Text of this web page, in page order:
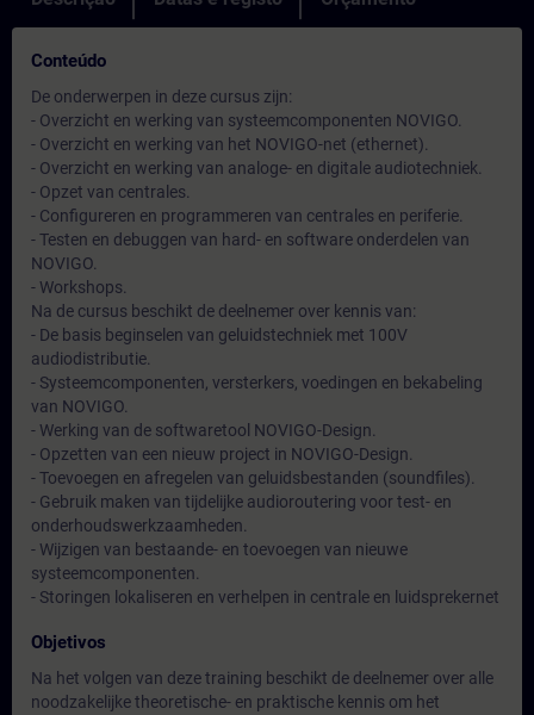
Conteúdo
De onderwerpen in deze cursus zijn:
- Overzicht en werking van systeemcomponenten NOVIGO.
- Overzicht en werking van het NOVIGO-net (ethernet).
- Overzicht en werking van analoge- en digitale audiotechniek.
- Opzet van centrales.
- Configureren en programmeren van centrales en periferie.
- Testen en debuggen van hard- en software onderdelen van
NOVIGO.
- Workshops.
Na de cursus beschikt de deelnemer over kennis van:
- De basis beginselen van geluidstechniek met 100V
audiodistributie.
- Systeemcomponenten, versterkers, voedingen en bekabeling
van NOVIGO.
- Werking van de softwaretool NOVIGO-Design.
- Opzetten van een nieuw project in NOVIGO-Design.
- Toevoegen en afregelen van geluidsbestanden (soundfiles).
- Gebruik maken van tijdelijke audioroutering voor test- en
onderhoudswerkzaamheden.
- Wijzigen van bestaande- en toevoegen van nieuwe
systeemcomponenten.
- Storingen lokaliseren en verhelpen in centrale en luidsprekernet
Objetivos
Na het volgen van deze training beschikt de deelnemer over alle
noodzakelijke theoretische- en praktische kennis om het